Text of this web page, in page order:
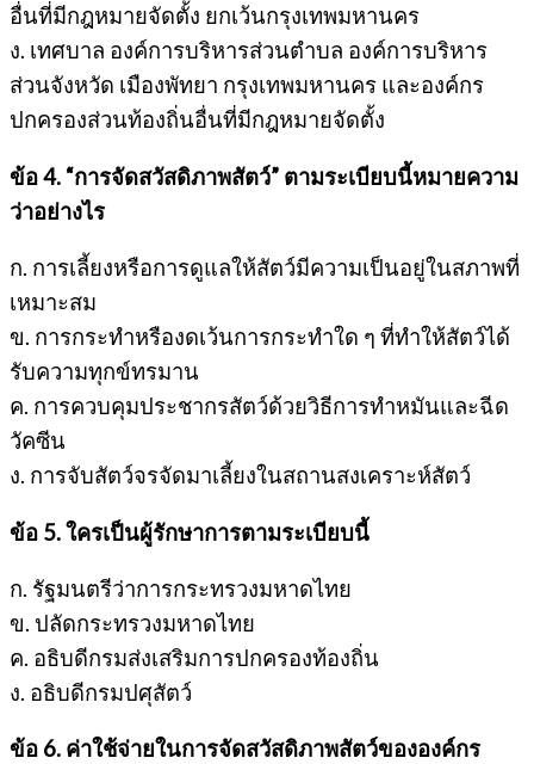
อื่นที่มีกฎหมายจัดตั้ง ยกเว้นกรุงเทพมหานคร
ง. เทศบาล องค์การบริหารส่วนตำบล องค์การบริหาร
ส่วนจังหวัด เมืองพัทยา กรุงเทพมหานคร และองค์กร
ปกครองส่วนท้องถิ่นอื่นที่มีกฎหมายจัดตั้ง
ข้อ 4. “การจัดสวัสดิภาพสัตว์” ตามระเบียบนี้หมายความ
ว่าอย่างไร
ก. การเลี้ยงหรือการดูแลให้สัตว์มีความเป็นอยู่ในสภาพที่
เหมาะสม
ข. การกระทำหรืองดเว้นการกระทำใด ๆ ที่ทำให้สัตว์ได้
รับความทุกข์ทรมาน
ค. การควบคุมประชากรสัตว์ด้วยวิธีการทำหมันและฉีด
วัคซีน
ง. การจับสัตว์จรจัดมาเลี้ยงในสถานสงเคราะห์สัตว์
ข้อ 5. ใครเป็นผู้รักษาการตามระเบียบนี้
ก. รัฐมนตรีว่าการกระทรวงมหาดไทย
ข. ปลัดกระทรวงมหาดไทย
ค. อธิบดีกรมส่งเสริมการปกครองท้องถิ่น
ง. อธิบดีกรมปศุสัตว์
ข้อ 6. ค่าใช้จ่ายในการจัดสวัสดิภาพสัตว์ขององค์กร